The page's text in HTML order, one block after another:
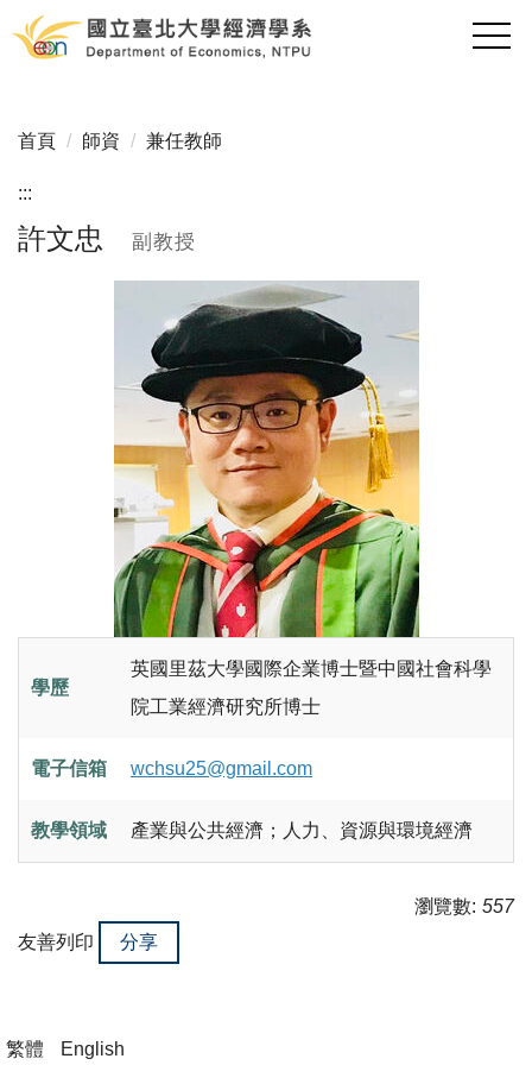
跳
到
內
區
首頁 師資 兼任教師
:::
許文忠 副教授
學歷
英國里茲大學國際企業博士暨中國社會科學
院工業經濟研究所博士
電子信箱 wchsu25@gmail.com
教學領域 產業與公共經濟；人力、資源與環境經濟
瀏覽數: 557
友善列印
分享
繁體 English